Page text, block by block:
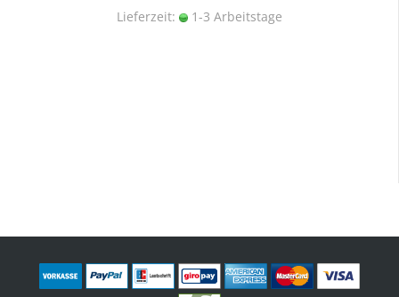
Lieferzeit: 1-3 Arbeitstage